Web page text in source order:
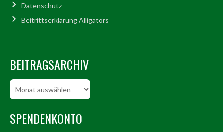
Datenschutz
Beitrittserklärung Alligators
BEITRAGSARCHIV
Beitragsarchiv
SPENDENKONTO